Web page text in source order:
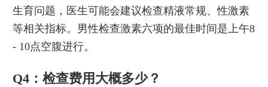
生育问题，医生可能会建议检查精液常规、性激素
等相关指标。男性检查激素六项的最佳时间是上午8
- 10点空腹进行。
Q4：检查费用大概多少？